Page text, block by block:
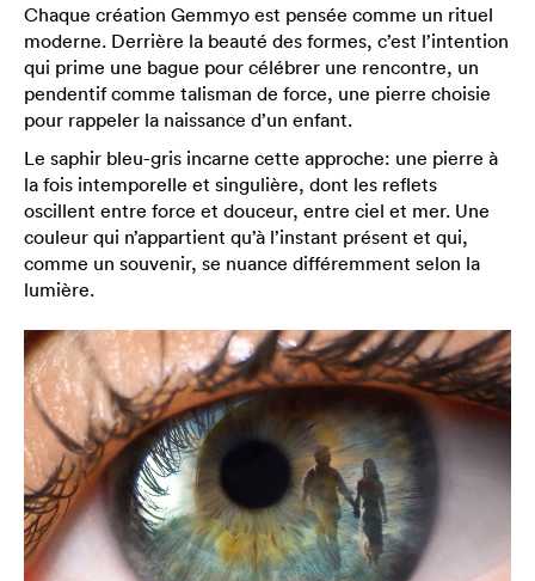
Chaque création Gemmyo est pensée comme un rituel
moderne. Derrière la beauté des formes, c’est l’intention
qui prime une bague pour célébrer une rencontre, un
pendentif comme talisman de force, une pierre choisie
pour rappeler la naissance d’un enfant.
Le saphir bleu-gris incarne cette approche: une pierre à
la fois intemporelle et singulière, dont les reflets
oscillent entre force et douceur, entre ciel et mer. Une
couleur qui n’appartient qu’à l’instant présent et qui,
comme un souvenir, se nuance différemment selon la
lumière.